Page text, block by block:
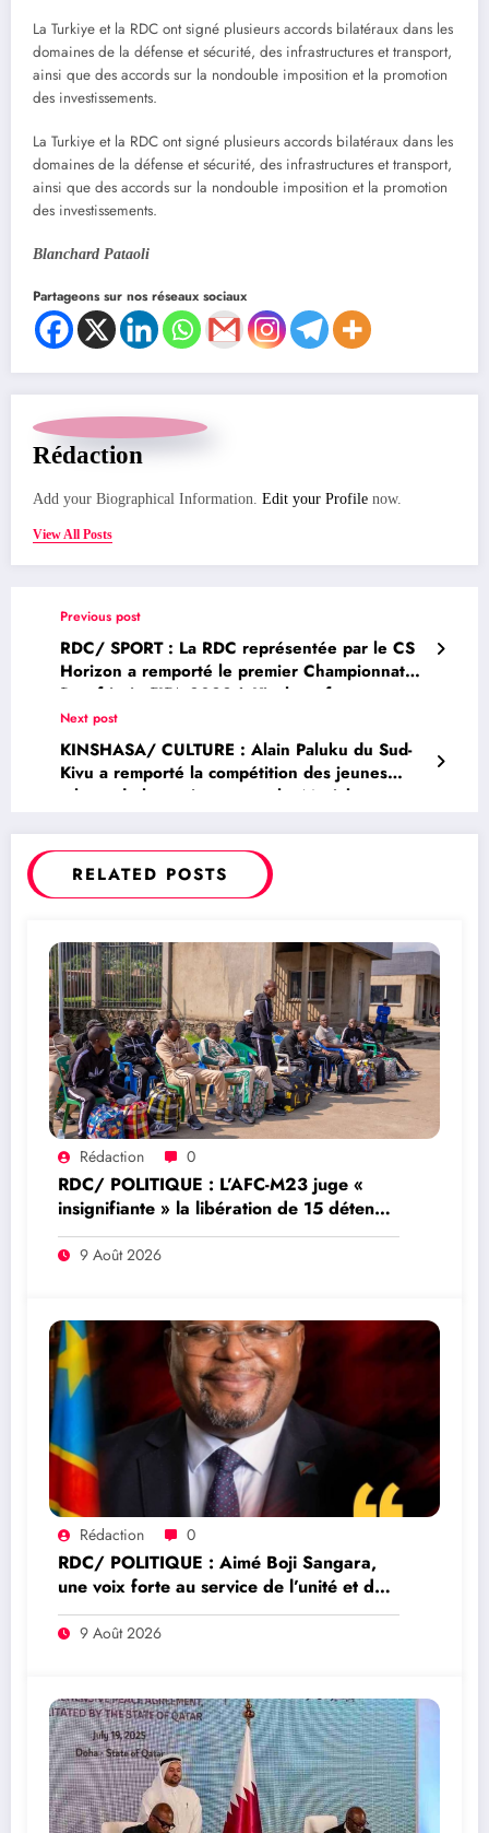
La Turkiye et la RDC ont signé plusieurs accords bilatéraux dans les
domaines de la défense et sécurité, des infrastructures et transport,
ainsi que des accords sur la nondouble imposition et la promotion
des investissements.
La Turkiye et la RDC ont signé plusieurs accords bilatéraux dans les
domaines de la défense et sécurité, des infrastructures et transport,
ainsi que des accords sur la nondouble imposition et la promotion
des investissements.
Blanchard Pataoli
Partageons sur nos réseaux sociaux
Rédaction
Add your Biographical Information. Edit your Profile now.
View All Posts
Previous post
RDC/ SPORT : La RDC représentée par le CS
Horizon a remporté le premier Championnat
Panafricain FIFA 2022 à Kinshasa face au
Sénégal
Next post
KINSHASA/ CULTURE : Alain Paluku du Sud-
Kivu a remporté la compétition des jeunes
talents de la musique gospel « Maajabu
RELATED POSTS
Rédaction 0
RDC/ POLITIQUE : L’AFC-M23 juge «
insignifiante » la libération de 15 détenus
par Kinshasa
9 Août 2026
Rédaction 0
RDC/ POLITIQUE : Aimé Boji Sangara,
une voix forte au service de l’unité et de
la République
9 Août 2026